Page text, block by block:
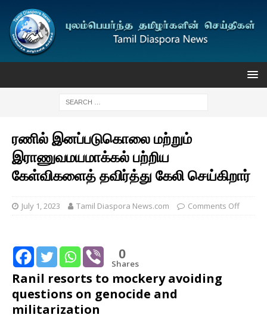
ரணில் இனப்படுகொலை மற்றும்
இராணுவமயமாக்கல் பற்றிய
கேள்விகளைத் தவிர்த்து கேலி செய்கிறார்
July 1, 2023 Tamil Diaspora News.com Comments Off
0
Shares
Ranil resorts to mockery avoiding
questions on genocide and
militarization